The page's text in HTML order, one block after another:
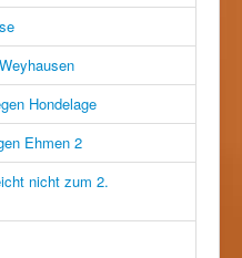
Hondelage
Ehmen 2
nicht zum 2.